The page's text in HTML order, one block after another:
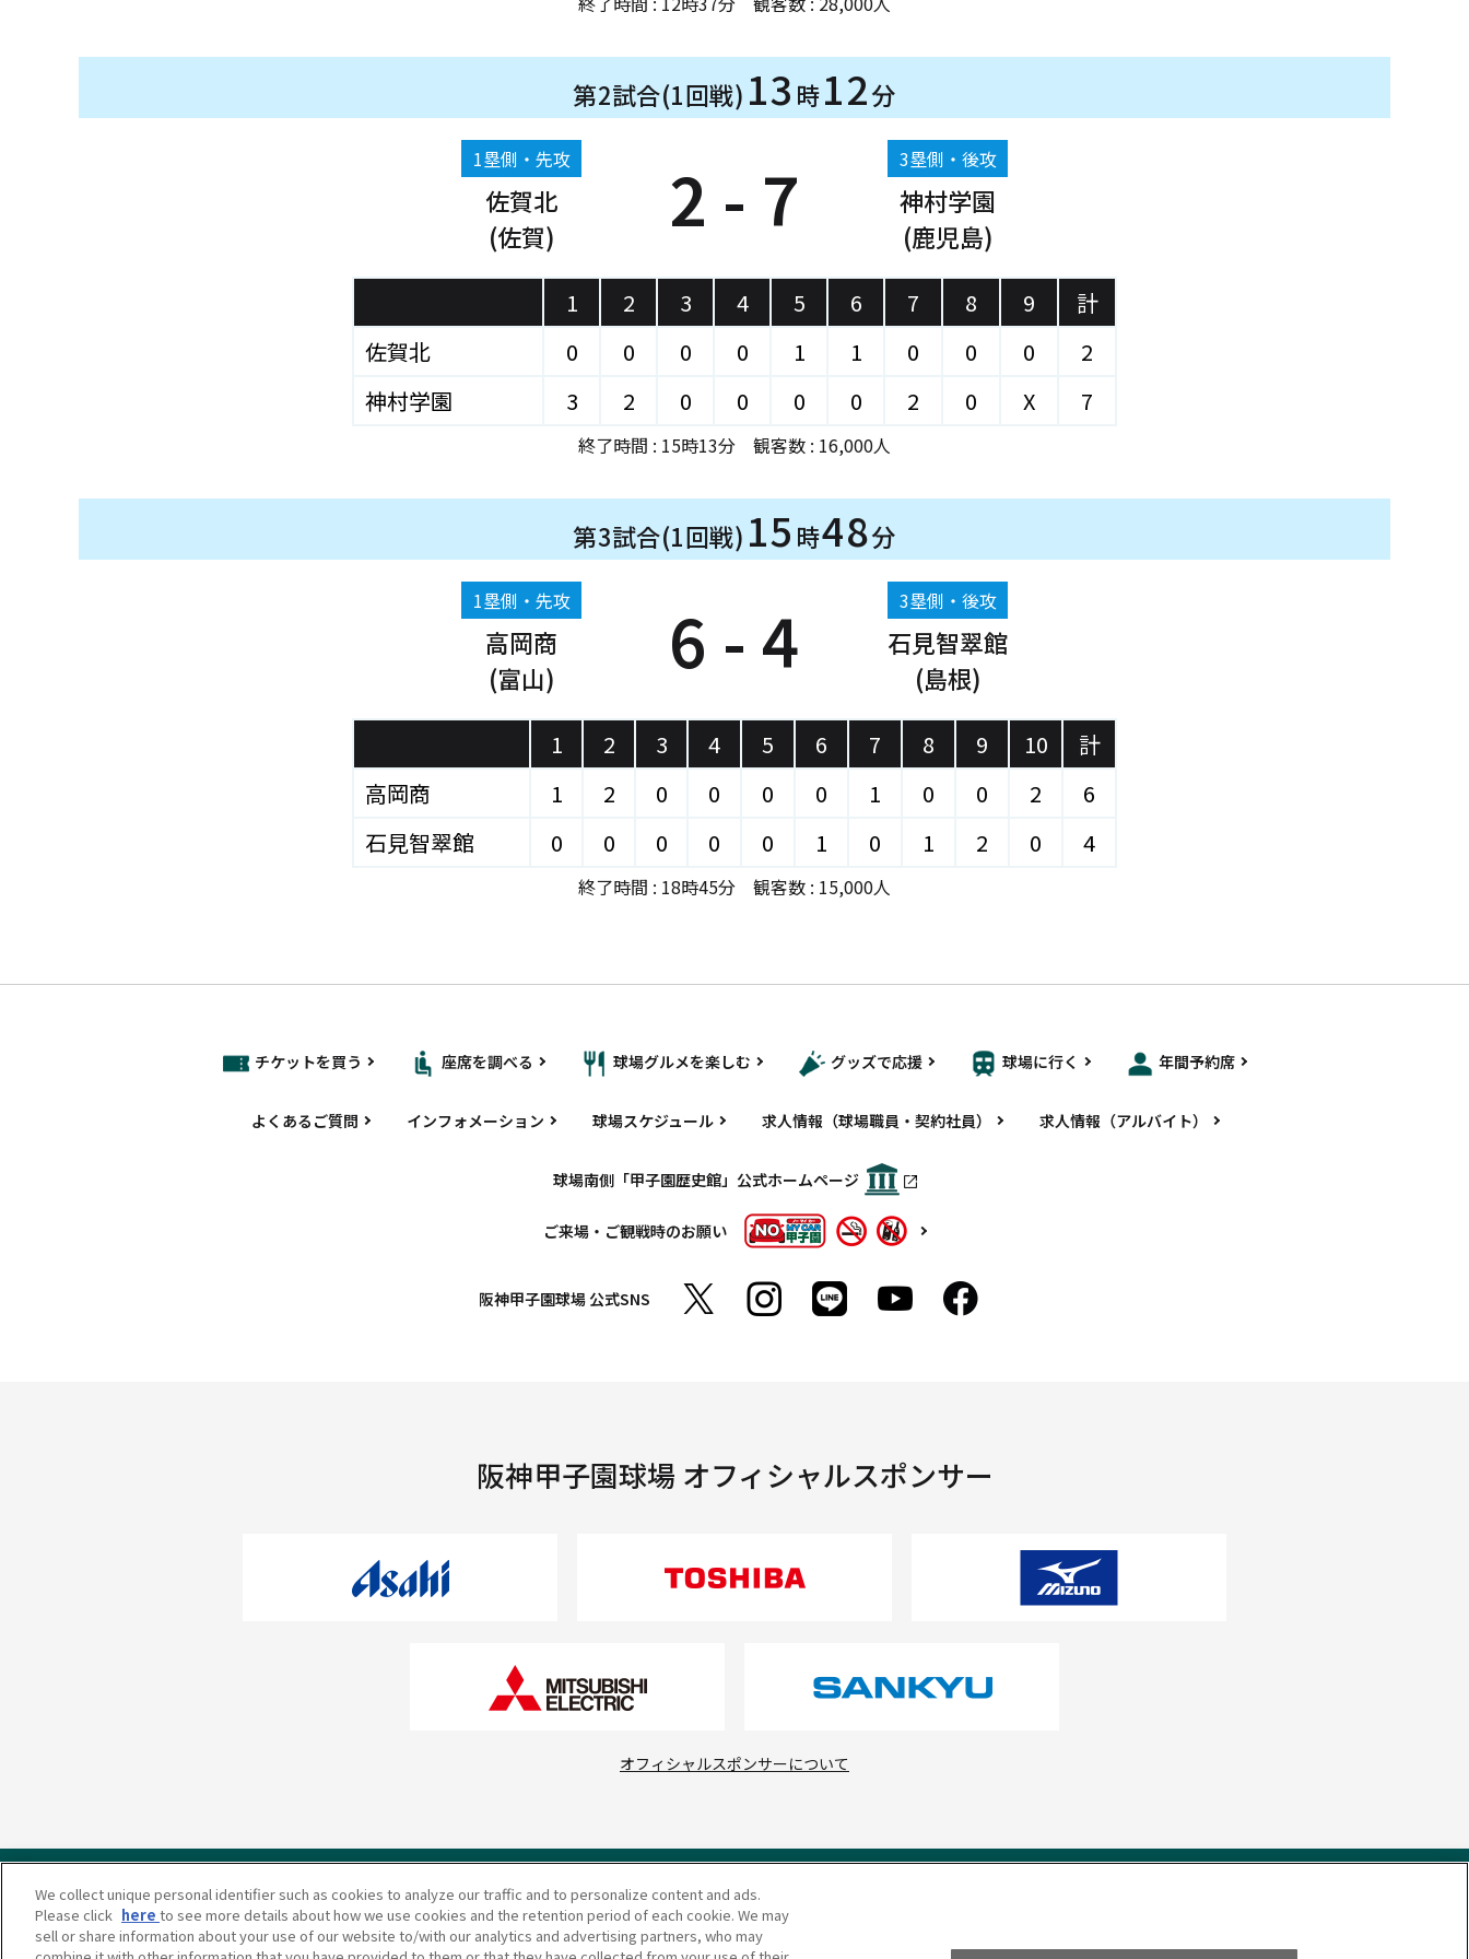
第2試合(1回戦) 13 時12分
1塁側・先攻
佐賀北
(佐賀)
2 - 7 3塁側・後攻
神村学園
(鹿児島)
1 2 3 4 5 6 7 8 9
計
佐賀北
0 0 0 0 1 1 0 0 0
2
神村学園
3 2 0 0 0 0 2 0 X 7
終了時間 : 15時13分 観客数 : 16,000人
第3試合(1回戦) 15 時48分
1塁側・先攻
高岡商
(富山)
6 - 4 3塁側・後攻
石見智翠館
(島根)
1 2 3 4 5 6 7 8 9 10
計
高岡商
1 2 0 0 0 0 1 0 0 2
6
石見智翠館
0 0 0 0 0 1 0 1 2 0 4
終了時間 : 18時45分 観客数 : 15,000人
チケットを買う 座席を調べる 球場グルメを楽しむ グッズで応援 球場に行く 年間予約席
よくあるご質問 インフォメーション 球場スケジュール 求人情報（球場職員・契約社員） 求人情報（アルバイト）
球場南側「甲子園歴史館」公式ホームページ
ご来場・ご観戦時のお願い
阪神甲子園球場公式SNS
阪神甲子園球場 オフィシャルスポンサー
オフィシャルスポンサーについて
当サイトのご利用にあたって 個人情報の取り扱い コミュニティ・ガイドライン
阪神甲子園球場テレフォンサービス
We collect unique personal identifier such as cookies to analyze our traffic and to personalize content and ads.
Please click here to see more details about how we use cookies and the retention period of each cookie. We may
sell or share information about your use of our website to/with our analytics and advertising partners, who may